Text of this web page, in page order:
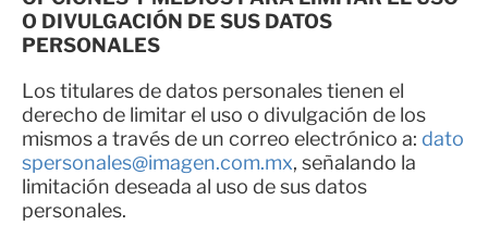
O DIVULGACIÓN DE SUS DATOS
PERSONALES
Los titulares de datos personales tienen el
derecho de limitar el uso o divulgación de los
mismos a través de un correo electrónico a: dato
spersonales@imagen.com.mx, señalando la
limitación deseada al uso de sus datos
personales.